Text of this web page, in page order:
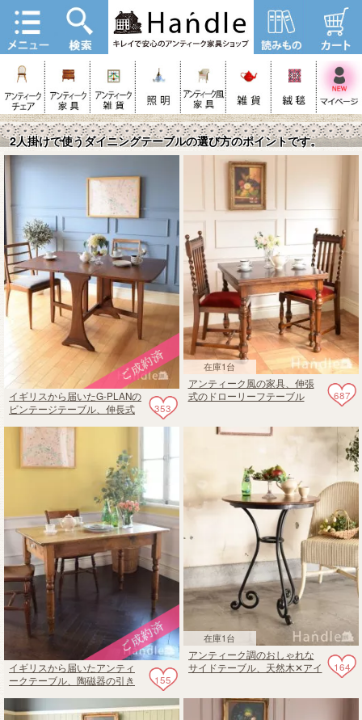
2人掛けで使うダイニングテーブルの選び方のポイントです。
353
イギリスから届いたG-PLANの
ビンテージテーブル、伸長式
在庫1台
687
アンティーク風の家具、伸張
式のドローリーフテーブル
155
イギリスから届いたアンティ
ークテーブル、陶磁器の引き
在庫1台
164
アンティーク調のおしゃれな
サイドテーブル、天然木✕アイ